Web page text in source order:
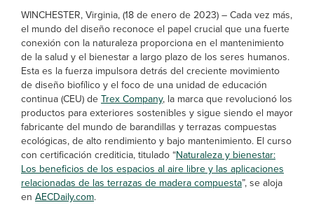
WINCHESTER, Virginia, (18 de enero de 2023) – Cada vez más,
el mundo del diseño reconoce el papel crucial que una fuerte
conexión con la naturaleza proporciona en el mantenimiento
de la salud y el bienestar a largo plazo de los seres humanos.
Esta es la fuerza impulsora detrás del creciente movimiento
de diseño biofílico y el foco de una unidad de educación
continua (CEU) deTrex Company, la marca que revolucionó los
productos para exteriores sostenibles y sigue siendo el mayor
fabricante del mundo de barandillas y terrazas compuestas
ecológicas, de alto rendimiento y bajo mantenimiento. El curso
con certificación crediticia, titulado “Naturaleza y bienestar:
Los beneficios de los espacios al aire libre y las aplicaciones
relacionadas de las terrazas de madera compuesta”, se aloja
en AECDaily.com.